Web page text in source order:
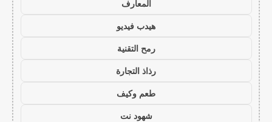
المعارف
هيدب فيديو
رمح التقنية
رذاذ التجارة
طعم وكيف
شهود نت